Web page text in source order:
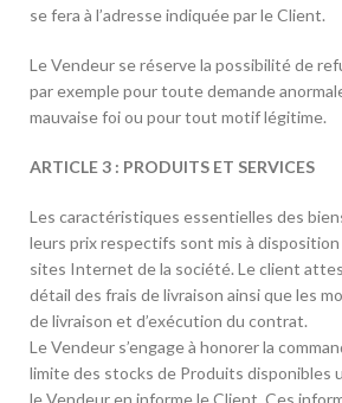
se fera à l’adresse indiquée par le Client.
Le Vendeur se réserve la possibilité de
par exemple pour toute demande
mauvaise foi ou pour tout motif légitime.
ARTICLE 3 : PRODUITS ET SERVICES
Les caractéristiques essentielles des
leurs prix respectifs sont mis à disposition
sites Internet de la société. Le client
détail des frais de livraison ainsi que les
de livraison et d’exécution du contrat.
Le Vendeur s’engage à honorer la
limite des stocks de Produits disponibles
le Vendeur en informe le Client. Ces